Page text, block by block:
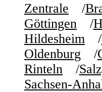
Zentrale
Göttingen
Hildesheim
Oldenburg
Rinteln
Sachsen-